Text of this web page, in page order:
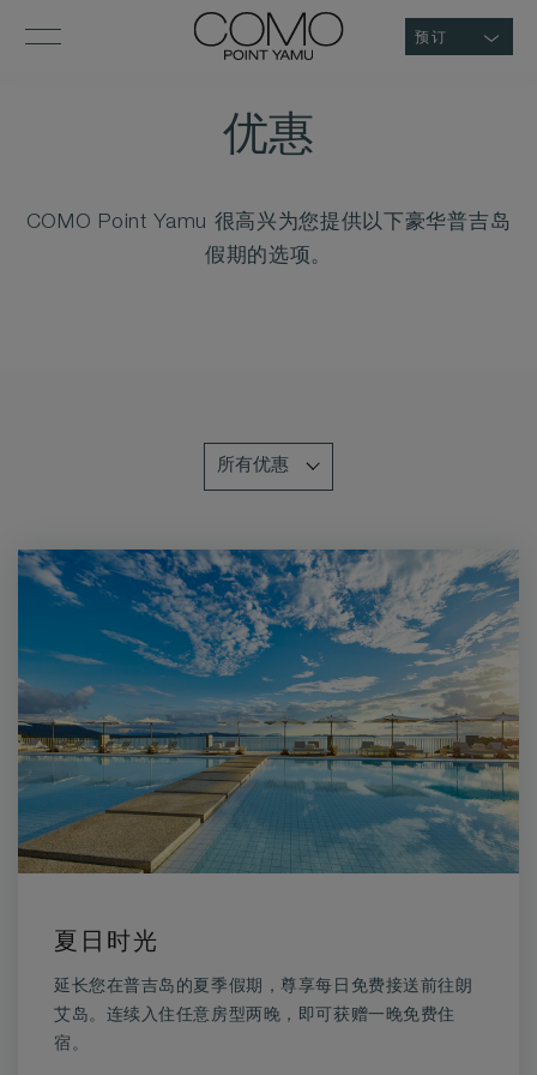
预订
优惠
COMO Point Yamu 很高兴为您提供以下豪华普吉岛
假期的选项。
夏日时光
延长您在普吉岛的夏季假期，尊享每日免费接送前往朗
艾岛。连续入住任意房型两晚，即可获赠一晚免费住
宿。